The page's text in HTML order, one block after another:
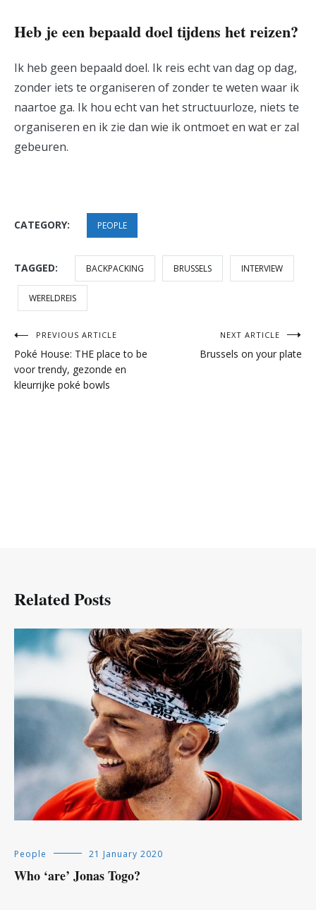
Heb je een bepaald doel tijdens het reizen?
Ik heb geen bepaald doel. Ik reis echt van dag op dag,
zonder iets te organiseren of zonder te weten waar ik
naartoe ga. Ik hou echt van het structuurloze, niets te
organiseren en ik zie dan wie ik ontmoet en wat er zal
gebeuren.
CATEGORY: PEOPLE
TAGGED: BACKPACKING BRUSSELS INTERVIEW
WERELDREIS
Post
navigation
PREVIOUS ARTICLE
Poké House: THE place to be
voor trendy, gezonde en
kleurrijke poké bowls
NEXT ARTICLE
Brussels on your plate
Related Posts
People 21 January 2020
Who ‘are’ Jonas Togo?